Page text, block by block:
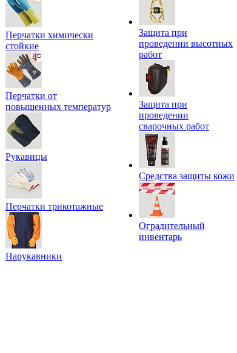
Перчатки химически
стойкие
Перчатки от
повышенных температур
Рукавицы
Перчатки трикотажные
Нарукавники
Защита при
проведении высотных
работ
Защита при
проведении
сварочных работ
Средства защиты кожи
Оградительный
инвентарь